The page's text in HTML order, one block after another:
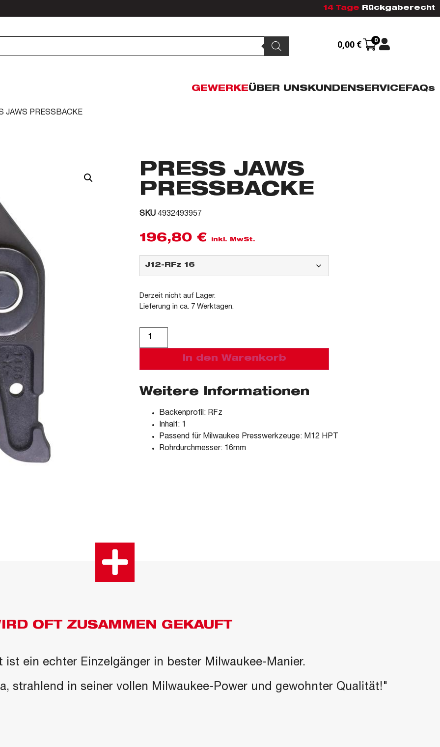
14 Tage Rückgaberecht
0,00 € 0
GEWERKEÜBER UNSKUNDENSERVICEFAQs
JAWS PRESSBACKE
PRESS JAWS
PRESSBACKE
SKU 4932493957
196,80 € inkl. MwSt.
Derzeit nicht auf Lager.
Lieferung in ca. 7 Werktagen.
In den Warenkorb
Weitere Informationen
Backenprofil: RFz
Inhalt: 1
Passend für Milwaukee Presswerkzeuge: M12 HPT
Rohrdurchmesser: 16mm
OFT ZUSAMMEN GEKAUFT
ist ein echter Einzelgänger in bester Milwaukee-Manier.
strahlend in seiner vollen Milwaukee-Power und gewohnter Qualität!"